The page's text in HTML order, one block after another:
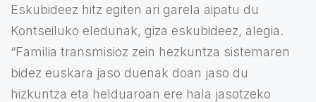
Eskubideez hitz egiten ari garela aipatu du
Kontseiluko eledunak, giza eskubideez, alegia.
“Familia transmisioz zein hezkuntza sistemaren
bidez euskara jaso duenak doan jaso du
hizkuntza eta helduaroan ere hala jasotzeko